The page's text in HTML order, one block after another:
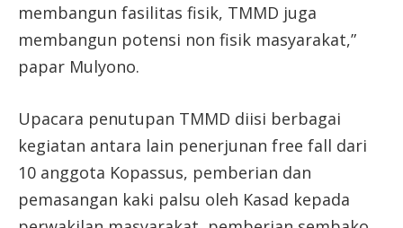
membangun fasilitas fisik, TMMD juga
membangun potensi non fisik masyarakat,”
papar Mulyono.
Upacara penutupan TMMD diisi berbagai
kegiatan antara lain penerjunan free fall dari
10 anggota Kopassus, pemberian dan
pemasangan kaki palsu oleh Kasad kepada